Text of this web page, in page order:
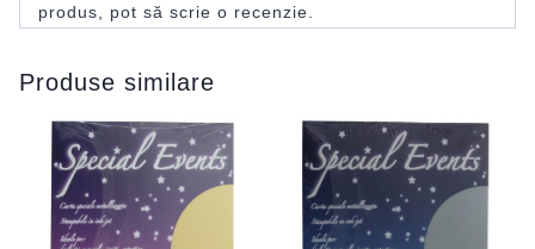
produs, pot să scrie o recenzie.
Produse similare